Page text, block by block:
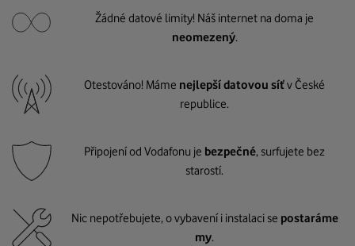
Žádné datové limity! Náš internet na doma je
neomezený.
Otestováno! Máme nejlepší datovou síťv České
republice.
Připojení od Vodafonu je bezpečné, surfujete bez
starostí.
Nic nepotřebujete, o vybavení i instalaci se postaráme
my.